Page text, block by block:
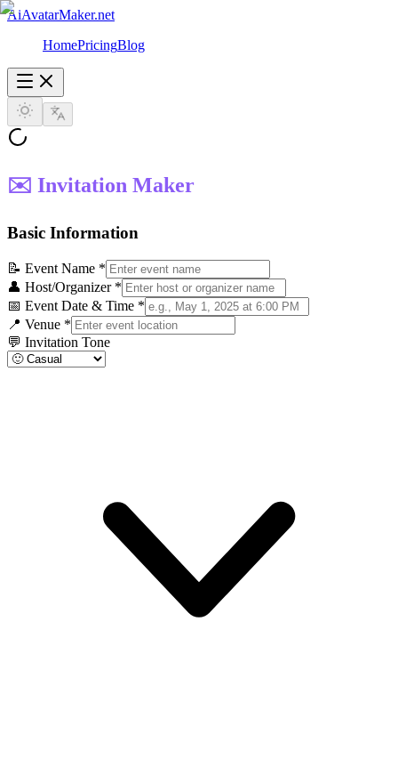
AiAvatarMaker.net
HomePricingBlog
✉️ Invitation Maker
Basic Information
📝 Event Name *
👤 Host/Organizer *
📅 Event Date & Time *
📍 Venue *
💬 Invitation Tone